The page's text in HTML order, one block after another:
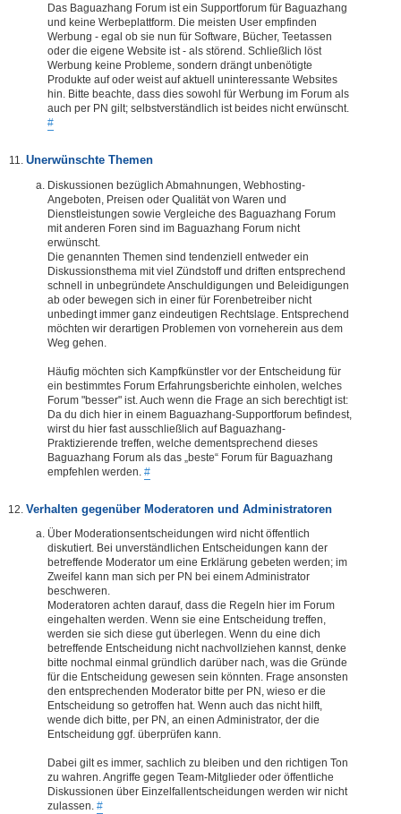
Das Baguazhang Forum ist ein Supportforum für Baguazhang
und keine Werbeplattform. Die meisten User empfinden
Werbung - egal ob sie nun für Software, Bücher, Teetassen
oder die eigene Website ist - als störend. Schließlich löst
Werbung keine Probleme, sondern drängt unbenötigte
Produkte auf oder weist auf aktuell uninteressante Websites
hin. Bitte beachte, dass dies sowohl für Werbung im Forum als
auch per PN gilt; selbstverständlich ist beides nicht erwünscht.
#
Unerwünschte Themen
Diskussionen bezüglich Abmahnungen, Webhosting-
Angeboten, Preisen oder Qualität von Waren und
Dienstleistungen sowie Vergleiche des Baguazhang Forum
mit anderen Foren sind im Baguazhang Forum nicht
erwünscht.
Die genannten Themen sind tendenziell entweder ein
Diskussionsthema mit viel Zündstoff und driften entsprechend
schnell in unbegründete Anschuldigungen und Beleidigungen
ab oder bewegen sich in einer für Forenbetreiber nicht
unbedingt immer ganz eindeutigen Rechtslage. Entsprechend
möchten wir derartigen Problemen von vorneherein aus dem
Weg gehen.
Häufig möchten sich Kampfkünstler vor der Entscheidung für
ein bestimmtes Forum Erfahrungsberichte einholen, welches
Forum "besser" ist. Auch wenn die Frage an sich berechtigt ist:
Da du dich hier in einem Baguazhang-Supportforum befindest,
wirst du hier fast ausschließlich auf Baguazhang-
Praktizierende treffen, welche dementsprechend dieses
Baguazhang Forum als das „beste“ Forum für Baguazhang
empfehlen werden. #
Verhalten gegenüber Moderatoren und Administratoren
Über Moderationsentscheidungen wird nicht öffentlich
diskutiert. Bei unverständlichen Entscheidungen kann der
betreffende Moderator um eine Erklärung gebeten werden; im
Zweifel kann man sich per PN bei einem Administrator
beschweren.
Moderatoren achten darauf, dass die Regeln hier im Forum
eingehalten werden. Wenn sie eine Entscheidung treffen,
werden sie sich diese gut überlegen. Wenn du eine dich
betreffende Entscheidung nicht nachvollziehen kannst, denke
bitte nochmal einmal gründlich darüber nach, was die Gründe
für die Entscheidung gewesen sein könnten. Frage ansonsten
den entsprechenden Moderator bitte per PN, wieso er die
Entscheidung so getroffen hat. Wenn auch das nicht hilft,
wende dich bitte, per PN, an einen Administrator, der die
Entscheidung ggf. überprüfen kann.
Dabei gilt es immer, sachlich zu bleiben und den richtigen Ton
zu wahren. Angriffe gegen Team-Mitglieder oder öffentliche
Diskussionen über Einzelfallentscheidungen werden wir nicht
zulassen. #